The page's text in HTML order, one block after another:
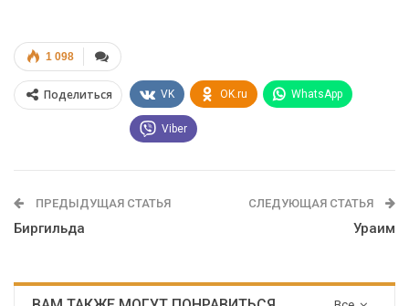
1 098
Поделиться VK OK.ru WhatsApp
Viber
ПРЕДЫДУЩАЯ СТАТЬЯ
Биргильда
СЛЕДУЮЩАЯ СТАТЬЯ
Ураим